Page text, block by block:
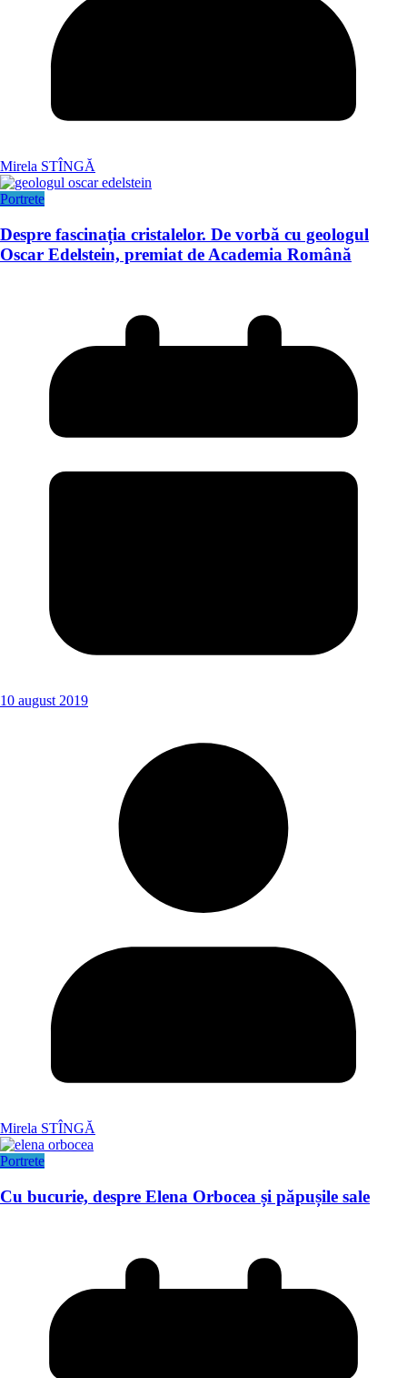
Mirela STÎNGĂ
Portrete
Despre fascinația cristalelor. De vorbă cu geologul
Oscar Edelstein, premiat de Academia Română
10 august 2019
Mirela STÎNGĂ
Portrete
Cu bucurie, despre Elena Orbocea și păpușile sale